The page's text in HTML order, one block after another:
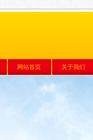
网站首页 关于我们